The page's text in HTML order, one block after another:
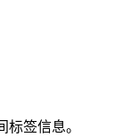
签信息。